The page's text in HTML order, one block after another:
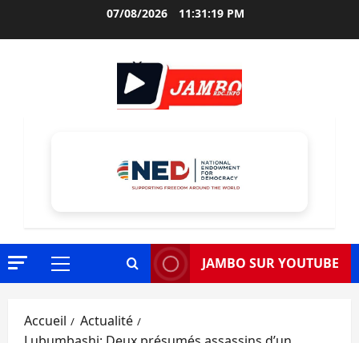
07/08/2026 11:31:20 PM
Menu
JAMBO SUR YOUTUBE
Accueil
Actualité